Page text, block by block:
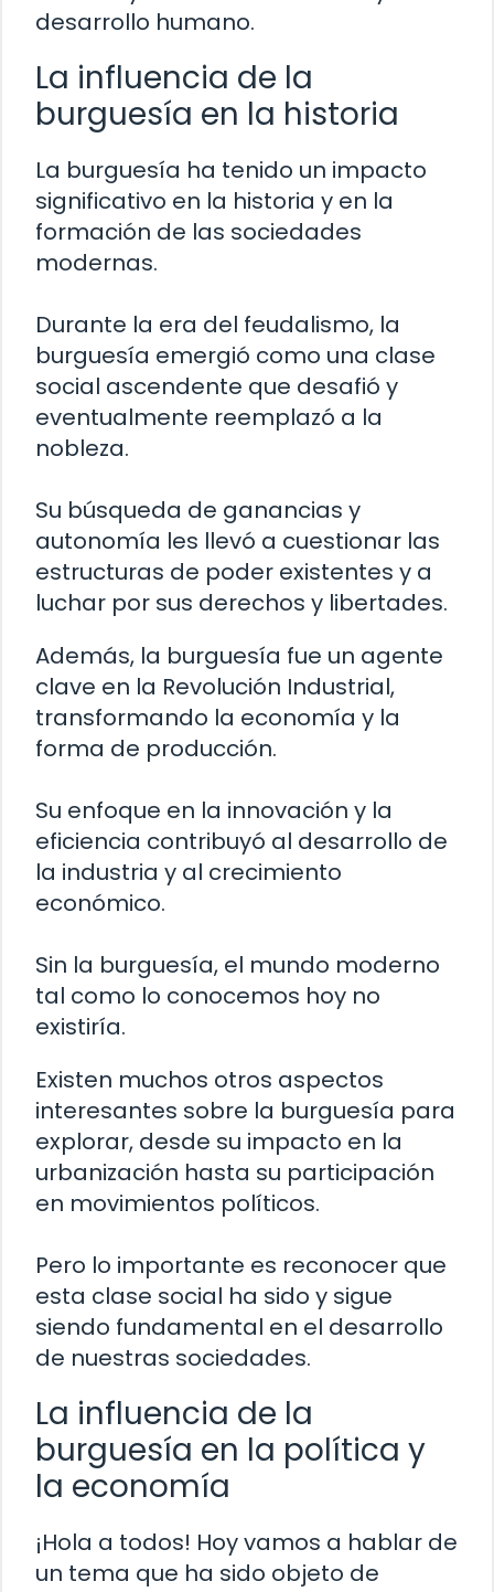
desarrollo humano.
La influencia de la
burguesía en la historia
La burguesía ha tenido un impacto
significativo en la historia y en la
formación de las sociedades
modernas.
Durante la era del feudalismo, la
burguesía emergió como una clase
social ascendente que desafió y
eventualmente reemplazó a la
nobleza.
Su búsqueda de ganancias y
autonomía les llevó a cuestionar las
estructuras de poder existentes y a
luchar por sus derechos y libertades.
Además, la burguesía fue un agente
clave en la Revolución Industrial,
transformando la economía y la
forma de producción.
Su enfoque en la innovación y la
eficiencia contribuyó al desarrollo de
la industria y al crecimiento
económico.
Sin la burguesía, el mundo moderno
tal como lo conocemos hoy no
existiría.
Existen muchos otros aspectos
interesantes sobre la burguesía para
explorar, desde su impacto en la
urbanización hasta su participación
en movimientos políticos.
Pero lo importante es reconocer que
esta clase social ha sido y sigue
siendo fundamental en el desarrollo
de nuestras sociedades.
La influencia de la
burguesía en la política y
la economía
¡Hola a todos! Hoy vamos a hablar de
un tema que ha sido objeto de